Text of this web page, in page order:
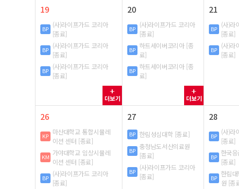
19
BP (사)라이프가드 코리아
[종료]
BP (사)라이프가드 코리아
[종료]
BP (사)라이프가드 코리아
[종료]
더보기
20
BP (사)라이프가드 코리아
[종료]
BP 하트세이버코리아 [종
료]
BP 하트세이버코리아 [종
료]
더보기
21
BP (사)라
[종료]
BP (사)라
[종료]
26
KP 마산대학교 통합시뮬레
이션 센터 [종료]
KM 가야대학교 임상시뮬레
이션 센터 [종료]
BP (사)라이프가드 코리아
[종료]
27
BP 한림성심대학 [종료]
BP 충청남도서산의료원
[종료]
BP (사)라이프가드 코리아
[종료]
28
BP (사)라
[종료]
BP 한국
[종료]
BP 한림
원 [종